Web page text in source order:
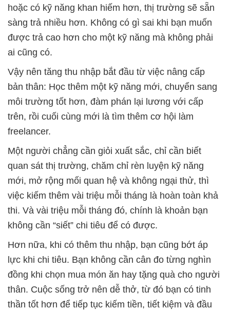
hoặc có kỹ năng khan hiếm hơn, thị trường sẽ sẵn
sàng trả nhiều hơn. Không có gì sai khi bạn muốn
được trả cao hơn cho một kỹ năng mà không phải
ai cũng có.
Vậy nên tăng thu nhập bắt đầu từ việc nâng cấp
bản thân: Học thêm một kỹ năng mới, chuyển sang
môi trường tốt hơn, đàm phán lại lương với cấp
trên, rồi cuối cùng mới là tìm thêm cơ hội làm
freelancer.
Một người chẳng cần giỏi xuất sắc, chỉ cần biết
quan sát thị trường, chăm chỉ rèn luyện kỹ năng
mới, mở rộng mối quan hệ và không ngại thử, thì
việc kiếm thêm vài triệu mỗi tháng là hoàn toàn khả
thi. Và vài triệu mỗi tháng đó, chính là khoản bạn
không cần “siết” chi tiêu để có được.
Hơn nữa, khi có thêm thu nhập, bạn cũng bớt áp
lực khi chi tiêu. Bạn không cần cân đo từng nghìn
đồng khi chọn mua món ăn hay tặng quà cho người
thân. Cuộc sống trở nên dễ thở, từ đó bạn có tinh
thần tốt hơn để tiếp tục kiếm tiền, tiết kiệm và đầu